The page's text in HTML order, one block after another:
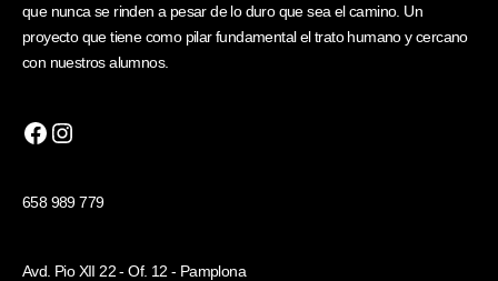
que nunca se rinden a pesar de lo duro que sea el camino. Un
proyecto que tiene como pilar fundamental el trato humano y cercano
con nuestros alumnos.
658 989 779
Avd. Pio XII 22 - Of. 12 - Pamplona